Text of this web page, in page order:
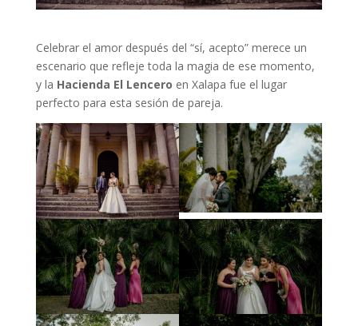
Celebrar el amor después del “sí, acepto” merece un
escenario que refleje toda la magia de ese momento,
y la Hacienda El Lencero en Xalapa fue el lugar
perfecto para esta sesión de pareja.